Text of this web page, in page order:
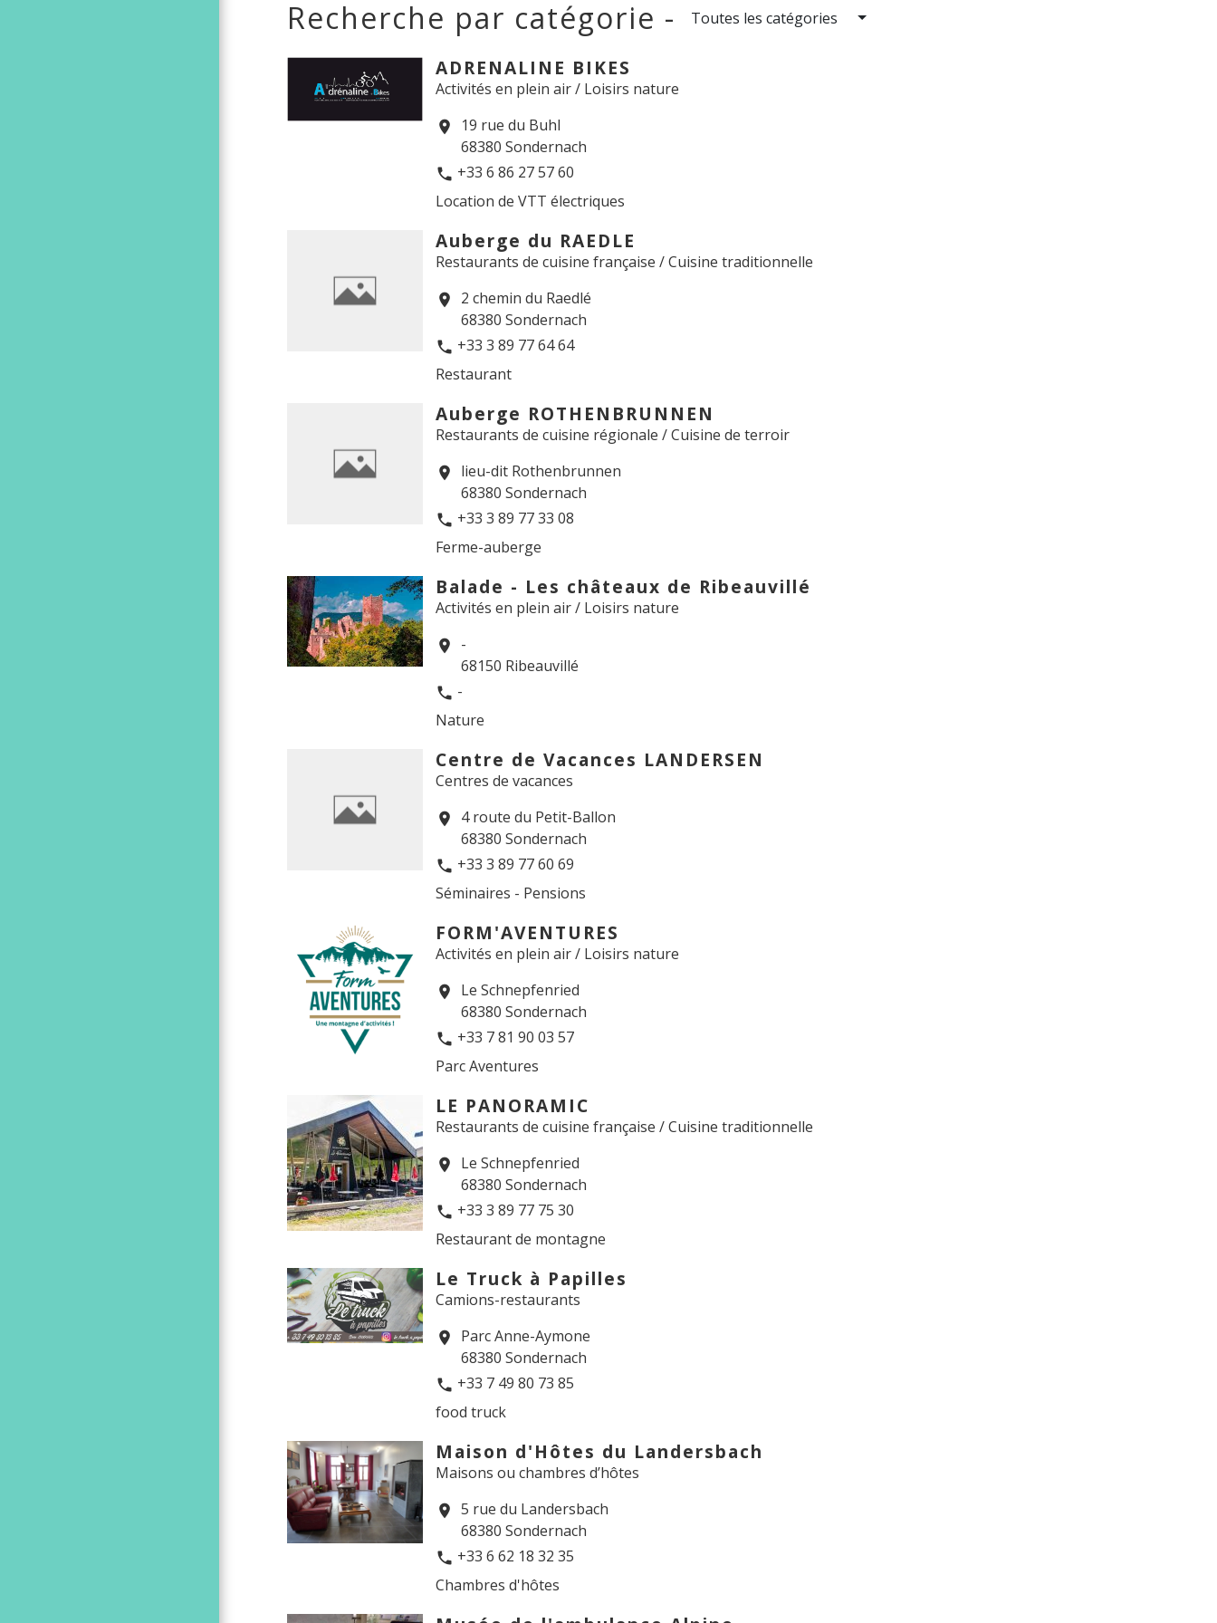
Recherche par catégorie - Toutes les catégories
ADRENALINE BIKES
Activités en plein air / Loisirs nature
location_on
19 rue du Buhl
68380 Sondernach
phone +33 6 86 27 57 60
Location de VTT électriques
Auberge du RAEDLE
Restaurants de cuisine française / Cuisine traditionnelle
location_on
2 chemin du Raedlé
68380 Sondernach
phone +33 3 89 77 64 64
Restaurant
Auberge ROTHENBRUNNEN
Restaurants de cuisine régionale / Cuisine de terroir
location_on
lieu-dit Rothenbrunnen
68380 Sondernach
phone +33 3 89 77 33 08
Ferme-auberge
Balade - Les châteaux de Ribeauvillé
Activités en plein air / Loisirs nature
location_on
-
68150 Ribeauvillé
phone -
Nature
Centre de Vacances LANDERSEN
Centres de vacances
location_on
4 route du Petit-Ballon
68380 Sondernach
phone +33 3 89 77 60 69
Séminaires - Pensions
FORM'AVENTURES
Activités en plein air / Loisirs nature
location_on
Le Schnepfenried
68380 Sondernach
phone +33 7 81 90 03 57
Parc Aventures
LE PANORAMIC
Restaurants de cuisine française / Cuisine traditionnelle
location_on
Le Schnepfenried
68380 Sondernach
phone +33 3 89 77 75 30
Restaurant de montagne
Le Truck à Papilles
Camions-restaurants
location_on
Parc Anne-Aymone
68380 Sondernach
phone +33 7 49 80 73 85
food truck
Maison d'Hôtes du Landersbach
Maisons ou chambres d’hôtes
location_on 5 rue du Landersbach
68380 Sondernach
phone +33 6 62 18 32 35
Chambres d'hôtes